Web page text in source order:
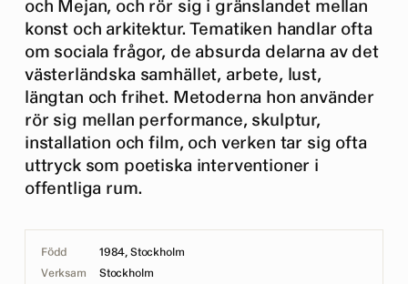
och Mejan, och rör sig i gränslandet mellan
konst och arkitektur. Tematiken handlar ofta
om sociala frågor, de absurda delarna av det
västerländska samhället, arbete, lust,
längtan och frihet. Metoderna hon använder
rör sig mellan performance, skulptur,
installation och film, och verken tar sig ofta
uttryck som poetiska interventioner i
offentliga rum.
Född
1984, Stockholm
Verksam
Stockholm